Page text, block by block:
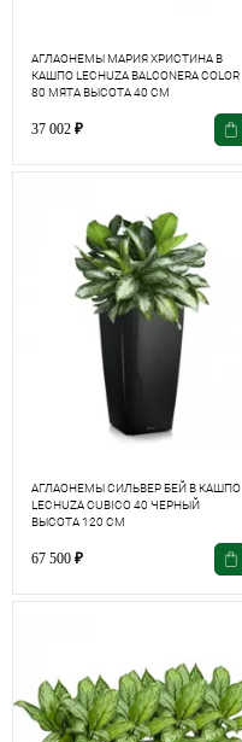
АГЛАОНЕМЫ МАРИЯ ХРИСТИНА В
КАШПО LECHUZA BALCONERA COLOR
80 МЯТА ВЫСОТА 40 СМ
37 002 ₽
АГЛАОНЕМЫ СИЛЬВЕР БЕЙ В КАШПО
LECHUZA CUBICO 40 ЧЕРНЫЙ
ВЫСОТА 120 СМ
67 500 ₽